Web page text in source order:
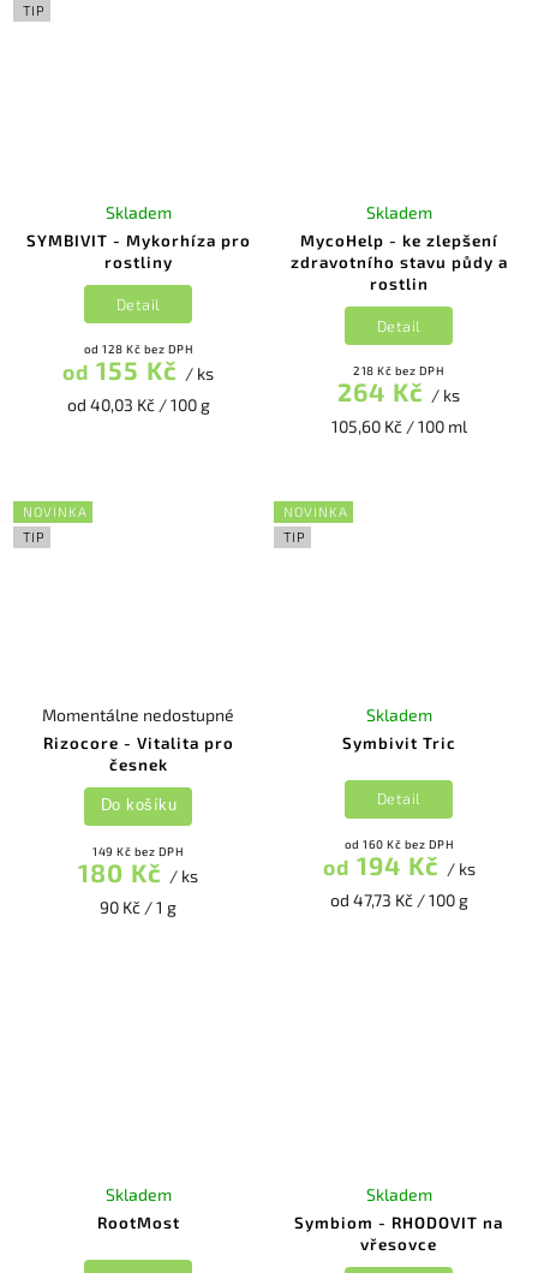
TIP
SYMBIVIT - Mykorhíza pro
rostliny
Skladem
od 128 Kč bez DPH
od 155 Kč / ks
od 40,03 Kč / 100 g
Detail
MycoHelp - ke zlepšení
zdravotního stavu půdy a
rostlin
Skladem
218 Kč bez DPH
264 Kč / ks
105,60 Kč / 100 ml
Detail
NOVINKA
TIP
Rizocore - Vitalita pro
česnek
Momentálne nedostupné
149 Kč bez DPH
180 Kč / ks
90 Kč / 1 g
Do košíku
NOVINKA
TIP
Symbivit Tric
Skladem
od 160 Kč bez DPH
od 194 Kč / ks
od 47,73 Kč / 100 g
Detail
RootMost
Skladem
Symbiom - RHODOVIT na
vřesovce
Skladem